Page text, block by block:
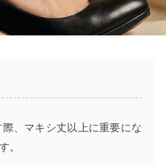
、マキシ丈以上に重要にな
。